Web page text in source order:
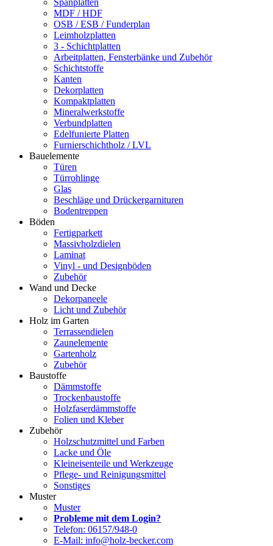
Spanplatten
MDF / HDF
OSB / ESB / Funderplan
Leimholzplatten
3 - Schichtplatten
Arbeitplatten, Fensterbänke und Zubehör
Schichtstoffe
Kanten
Dekorplatten
Kompaktplatten
Mineralwerkstoffe
Verbundplatten
Edelfunierte Platten
Furnierschichtholz / LVL
Bauelemente
Türen
Türrohlinge
Glas
Beschläge und Drückergarnituren
Bodentreppen
Böden
Fertigparkett
Massivholzdielen
Laminat
Vinyl - und Designböden
Zubehör
Wand und Decke
Dekorpaneele
Licht und Zubehör
Holz im Garten
Terrassendielen
Zaunelemente
Gartenholz
Zubehör
Baustoffe
Dämmstoffe
Trockenbaustoffe
Holzfaserdämmstoffe
Folien und Kleber
Zubehör
Holzschutzmittel und Farben
Lacke und Öle
Kleineisenteile und Werkzeuge
Pflege- und Reinigungsmittel
Sonstiges
Muster
Muster
Probleme mit dem Login?
Telefon: 06157/948-0
E-Mail: info@holz-becker.com